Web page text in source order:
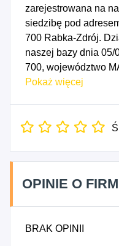
zarejestrowana na
siedzibę pod
700 Rabka-Zdrój.
naszej bazy dnia 05/
700, województwo
nowotarski. Numer
Data rozpoczęcia
urody i pozostała
Pokaż więcej
OPINIE O
BRAK OPINII